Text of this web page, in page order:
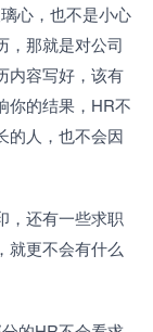
心，也不是小心
，那就是对公司
内容写好，该有
你的结果，HR不
的人，也不会因
，还有一些求职
就更不会有什么